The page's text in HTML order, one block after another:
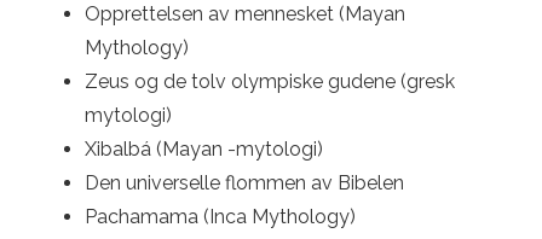
Opprettelsen av mennesket (Mayan
Mythology)
Zeus og de tolv olympiske gudene (gresk
mytologi)
Xibalbá (Mayan -mytologi)
Den universelle flommen av Bibelen
Pachamama (Inca Mythology)